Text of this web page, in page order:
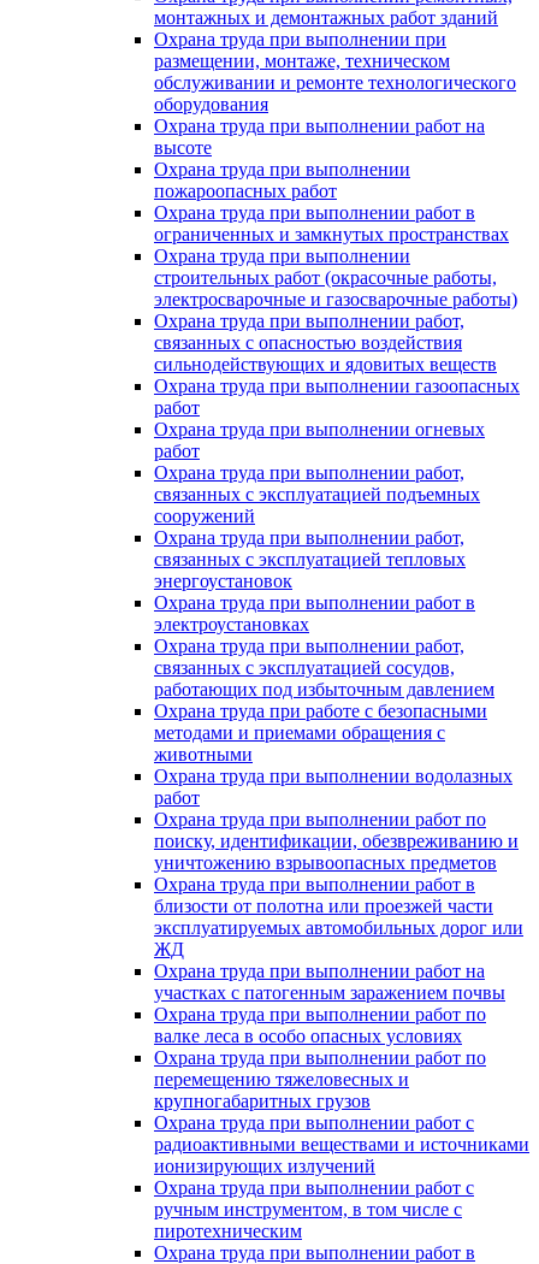
монтажных и демонтажных работ зданий
Охрана труда при выполнении при
размещении, монтаже, техническом
обслуживании и ремонте технологического
оборудования
Охрана труда при выполнении работ на
высоте
Охрана труда при выполнении
пожароопасных работ
Охрана труда при выполнении работ в
ограниченных и замкнутых пространствах
Охрана труда при выполнении
строительных работ (окрасочные работы,
электросварочные и газосварочные работы)
Охрана труда при выполнении работ,
связанных с опасностью воздействия
сильнодействующих и ядовитых веществ
Охрана труда при выполнении газоопасных
работ
Охрана труда при выполнении огневых
работ
Охрана труда при выполнении работ,
связанных с эксплуатацией подъемных
сооружений
Охрана труда при выполнении работ,
связанных с эксплуатацией тепловых
энергоустановок
Охрана труда при выполнении работ в
электроустановках
Охрана труда при выполнении работ,
связанных с эксплуатацией сосудов,
работающих под избыточным давлением
Охрана труда при работе с безопасными
методами и приемами обращения с
животными
Охрана труда при выполнении водолазных
работ
Охрана труда при выполнении работ по
поиску, идентификации, обезвреживанию и
уничтожению взрывоопасных предметов
Охрана труда при выполнении работ в
близости от полотна или проезжей части
эксплуатируемых автомобильных дорог или
ЖД
Охрана труда при выполнении работ на
участках с патогенным заражением почвы
Охрана труда при выполнении работ по
валке леса в особо опасных условиях
Охрана труда при выполнении работ по
перемещению тяжеловесных и
крупногабаритных грузов
Охрана труда при выполнении работ с
радиоактивными веществами и источниками
ионизирующих излучений
Охрана труда при выполнении работ с
ручным инструментом, в том числе с
пиротехническим
Охрана труда при выполнении работ в